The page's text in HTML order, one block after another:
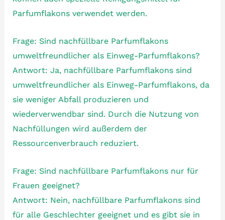
Parfumflakons verwendet werden.
Frage: Sind nachfüllbare Parfumflakons
umweltfreundlicher als Einweg-Parfumflakons?
Antwort: Ja, nachfüllbare Parfumflakons sind
umweltfreundlicher als Einweg-Parfumflakons, da
sie weniger Abfall produzieren und
wiederverwendbar sind. Durch die Nutzung von
Nachfüllungen wird außerdem der
Ressourcenverbrauch reduziert.
Frage: Sind nachfüllbare Parfumflakons nur für
Frauen geeignet?
Antwort: Nein, nachfüllbare Parfumflakons sind
für alle Geschlechter geeignet und es gibt sie in